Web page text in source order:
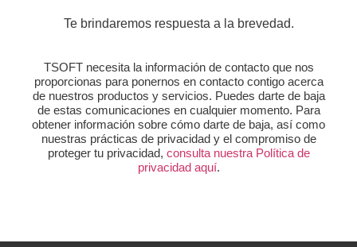
Te brindaremos respuesta a la brevedad.
TSOFT necesita la información de contacto que nos
proporcionas para ponernos en contacto contigo acerca
de nuestros productos y servicios. Puedes darte de baja
de estas comunicaciones en cualquier momento. Para
obtener información sobre cómo darte de baja, así como
nuestras prácticas de privacidad y el compromiso de
proteger tu privacidad, consulta nuestra Política de
privacidad aquí.